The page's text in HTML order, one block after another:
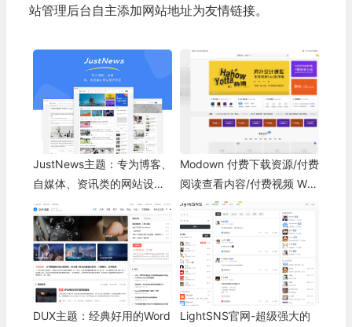
站管理后台自主添加网站地址为友情链接。
JustNews主题：专为博客、
自媒体、资讯类的网站设计
开发
Modown 付费下载资源/付费
阅读查看内容/付费视频 Wor
dPress主题
DUX主题：经典好用的Word
LightSNS官网-超级强大的